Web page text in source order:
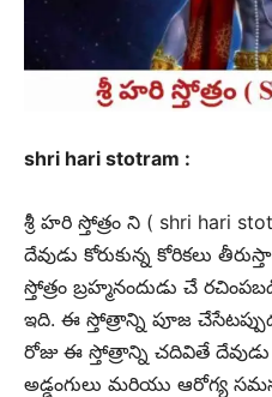
shri hari stotram :
శ్రీ హరి స్తోత్రం ని ( shri hari
దేవుడు కోరుకున్న కోరికలు
స్తోత్రం బ్రహ్మనందుడు చే
ఇది. ఈ స్తోత్రాన్ని పూజ
రోజు ఈ స్తోత్రాన్ని చదివితే దేవుడు
అడ్డంగులు మరియు ఆరోగ్య